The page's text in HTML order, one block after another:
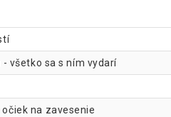
všetko sa s ním vydarí
na zavesenie